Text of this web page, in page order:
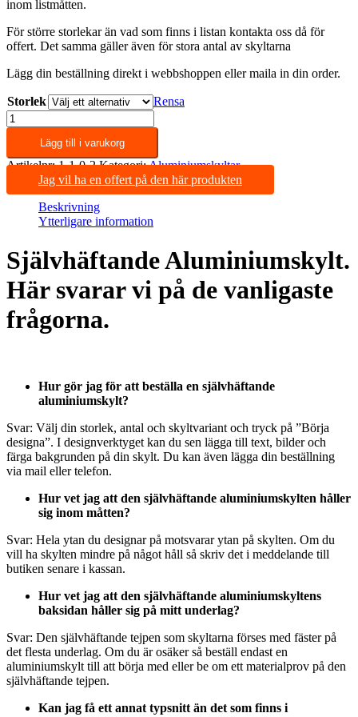
inom listmåtten.
För större storlekar än vad som finns i listan kontakta oss då för
offert. Det samma gäller även för stora antal av skyltarna
Lägg din beställning direkt i webbshoppen eller maila in din order.
Storlek
Rensa
Självhäftande
Aluminiumskylt
eget
mängd
Lägg till i varukorg
Artikelnr:1-1-0-2 Kategori:Aluminiumskyltar
Jag vil ha en offert på den här produkten
Beskrivning
Ytterligare information
Självhäftande Aluminiumskylt.
Här svarar vi på de vanligaste
frågorna.
Hur gör jag för att beställa en självhäftande
aluminiumskylt?
Svar: Välj din storlek, antal och skyltvariant och tryck på ”Börja
designa”. I designverktyget kan du sen lägga till text, bilder och
färga bakgrunden på din skylt. Du kan även lägga din beställning
via mail eller telefon.
Hur vet jag att den självhäftande aluminiumskylten håller
sig inom måtten?
Svar: Hela ytan du designar på motsvarar ytan på skylten. Om du
vill ha skylten mindre på något håll så skriv det i meddelande till
butiken senare i kassan.
Hur vet jag att den självhäftande aluminiumskyltens
baksidan håller sig på mitt underlag?
Svar: Den självhäftande tejpen som skyltarna förses med fäster på
det flesta underlag. Om du är osäker så beställ endast en
aluminiumskylt till att börja med eller be om ett materialprov på den
självhäftande tejpen.
Kan jag få ett annat typsnitt än det som finns i